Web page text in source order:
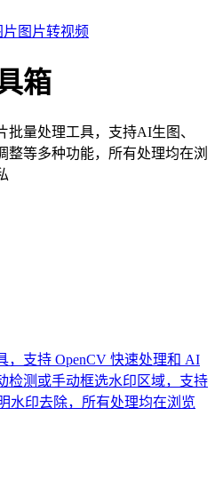
片 图片转视频
箱
量处理工具，支持AI生图、
整等多种功能，所有处理均在浏
，支持 OpenCV 快速处理和 AI
检测或手动框选水印区域，支持
水印去除，所有处理均在浏览